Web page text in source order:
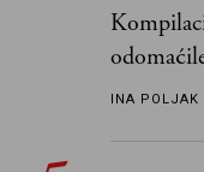
„Biće ti
INA POLJAK